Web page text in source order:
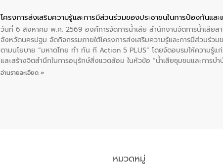
โครงการส่งเสริมความรู้และการมีส่วนร่วมของประชาชนในการป้องกันแล
วันที่ 6 สิงหาคม พ.ศ. 2569 องค์การจัดการน้ำเสีย สำนักงานจัดการน้ำเสีย
จังหวัดนครปฐม จัดกิจกรรมภายใต้โครงการส่งเสริมความรู้และการมีส่วนร่ว
ตามนโยบาย “มหาดไทย ทำ ทัน ที Action 5 PLUS” โดยจัดอบรมให้ความรู้แ
และสร้างจิตสำนึกในการอนุรักษ์สิ่งแวดล้อม ในหัวข้อ “น้ำเสียชุมชนและการบ
ของน้ำเสีย แนวทางการลดการเกิดน้ำเสียจากแหล่งกำเนิด การบำบัดน้ำเสีย
อ่านรายละเอียด »
หมวดหมู่